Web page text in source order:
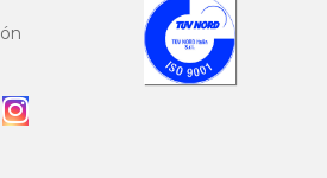
PERFORADA GSM
REJA MANUAL PARA